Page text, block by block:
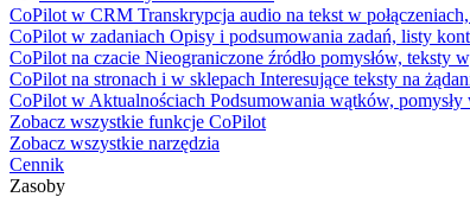
CoPilot w CRM Transkrypcja audio na tekst w
CoPilot w zadaniach Opisy i podsumowania zadań, listy
CoPilot na czacie Nieograniczone źródło pomysłów, teksty
CoPilot na stronach i w sklepach Interesujące teksty na
CoPilot w Aktualnościach Podsumowania wątków,
Zobacz wszystkie funkcje CoPilot
Zobacz wszystkie narzędzia
Cennik
Zasoby